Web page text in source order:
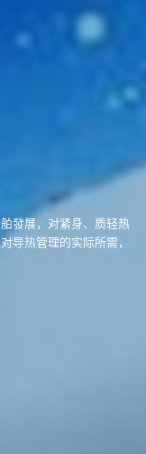
發展，对紧身、质轻热
导热管理的实际所需，